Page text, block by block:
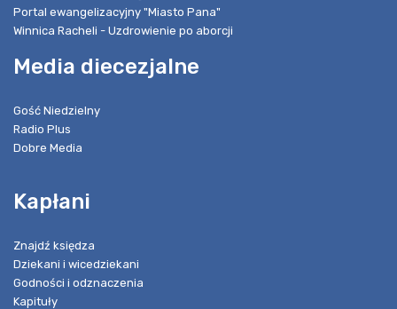
Portal ewangelizacyjny "Miasto Pana"
Winnica Racheli - Uzdrowienie po aborcji
Media diecezjalne
Gość Niedzielny
Radio Plus
Dobre Media
Kapłani
Znajdź księdza
Dziekani i wicedziekani
Godności i odznaczenia
Kapituły